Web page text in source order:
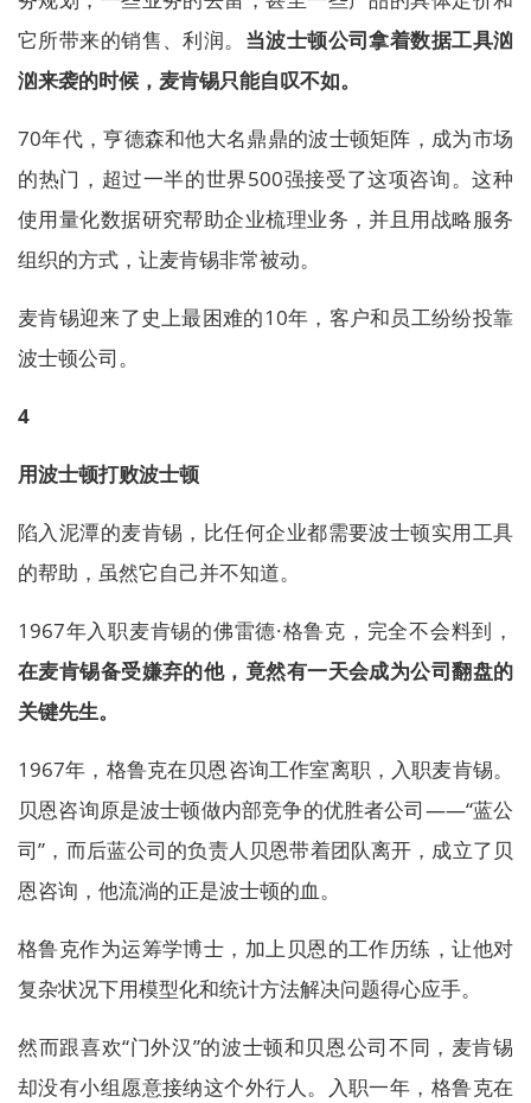
它所带来的销售、利润。 当波士顿公司拿着数据工具汹
汹来袭的时候，麦肯锡只能自叹不如。
70年代，亨德森和他大名鼎鼎的波士顿矩阵，成为市场
的热门，超过一半的世界500强接受了这项咨询。这种
使用量化数据研究帮助企业梳理业务，并且用战略服务
组织的方式，让麦肯锡非常被动。
麦肯锡迎来了史上最困难的10年，客户和员工纷纷投靠
波士顿公司。
4
用波士顿打败波士顿
陷入泥潭的麦肯锡，比任何企业都需要波士顿实用工具
的帮助，虽然它自己并不知道。
1967年入职麦肯锡的佛雷德·格鲁克，完全不会料到，
在麦肯锡备受嫌弃的他，竟然有一天会成为公司翻盘的
关键先生。
1967年，格鲁克在贝恩咨询工作室离职，入职麦肯锡。
贝恩咨询原是波士顿做内部竞争的优胜者公司——“蓝公
司”，而后蓝公司的负责人贝恩带着团队离开，成立了贝
恩咨询，他流淌的正是波士顿的血。
格鲁克作为运筹学博士，加上贝恩的工作历练，让他对
复杂状况下用模型化和统计方法解决问题得心应手。
然而跟喜欢“门外汉”的波士顿和贝恩公司不同，麦肯锡
却没有小组愿意接纳这个外行人。入职一年，格鲁克在